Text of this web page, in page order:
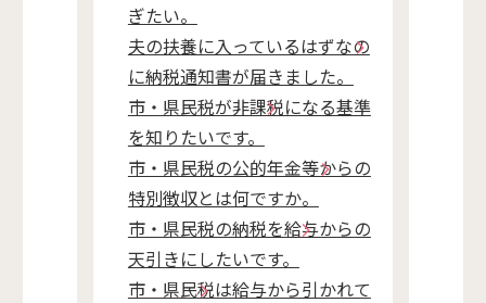
ぎたい。
夫の扶養に入っているはずなの
に納税通知書が届きました。
市・県民税が非課税になる基準
を知りたいです。
市・県民税の公的年金等からの
特別徴収とは何ですか。
市・県民税の納税を給与からの
天引きにしたいです。
市・県民税は給与から引かれて